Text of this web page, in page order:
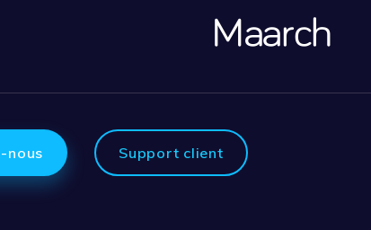
nous Support client